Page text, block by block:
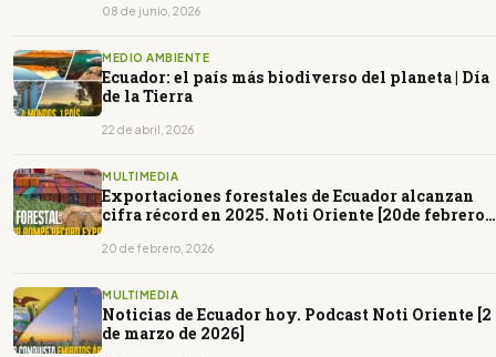
08 de junio, 2026
MEDIO AMBIENTE
Ecuador: el país más biodiverso del planeta | Día
de la Tierra
22 de abril, 2026
MULTIMEDIA
Exportaciones forestales de Ecuador alcanzan
cifra récord en 2025. Noti Oriente [20de febrero
20 de febrero, 2026
MULTIMEDIA
Noticias de Ecuador hoy. Podcast Noti Oriente [2
de marzo de 2026]